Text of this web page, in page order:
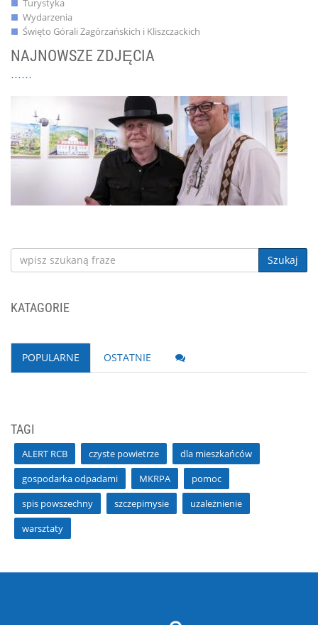
Turystyka
Wydarzenia
Święto Górali Zagórzańskich i Kliszczackich
NAJNOWSZE ZDJĘCIA
Szukaj
KATAGORIE
POPULARNE OSTATNIE
TAGI
ALERT RCB czyste powietrze
dla mieszkańców
gospodarka odpadami
MKRPA
pomoc
spis powszechny
szczepimysie
uzależnienie
warsztaty